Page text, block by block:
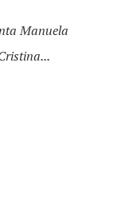
Manuela